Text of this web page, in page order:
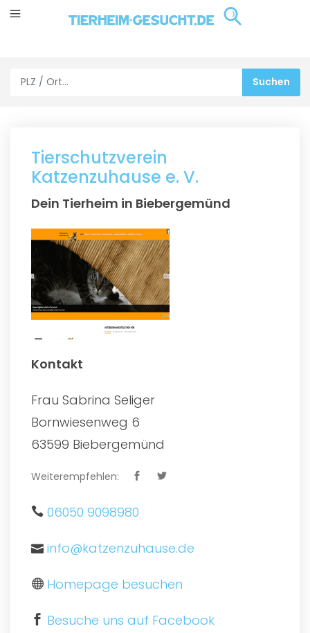
Tierschutzverein
Katzenzuhause e. V.
Dein Tierheim in Biebergemünd
Kontakt
Frau Sabrina Seliger
Bornwiesenweg 6
63599 Biebergemünd
Weiterempfehlen:
06050 9098980
info@katzenzuhause.de
Homepage besuchen
Besuche uns auf Facebook